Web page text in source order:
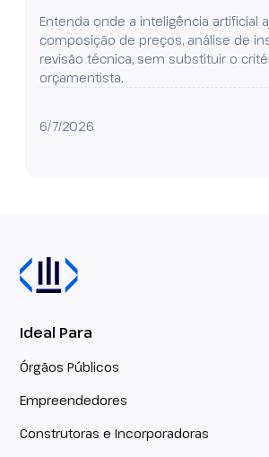
Entenda onde a inteligência artificial
composição de preços, análise de
revisão técnica, sem substituir o
orçamentista.
6/7/2026
Ideal Para
Órgãos Públicos
Empreendedores
Construtoras e Incorporadoras